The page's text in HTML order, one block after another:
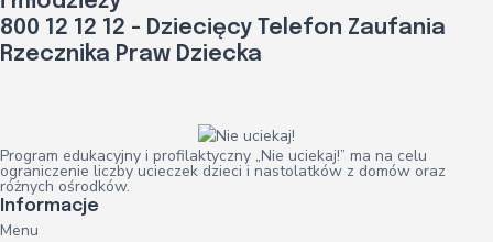
800 12 12 12 - Dziecięcy Telefon Zaufania
Rzecznika Praw Dziecka
Program edukacyjny i profilaktyczny „Nie uciekaj!” ma na celu
ograniczenie liczby ucieczek dzieci i nastolatków z domów oraz
różnych ośrodków.
Informacje
Menu